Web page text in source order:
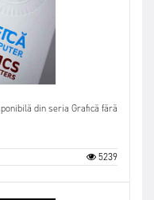
din seria Grafică fără
5239